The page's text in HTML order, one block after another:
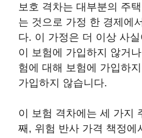
보호 격차는 대부분의 주
는 것으로 가정 한 경제에
다. 이 가정은 더 이상 사
이 보험에 가입하지 않거
험에 대해 보험에 가입하
가입하지 않습니다.
이 보험 격차에는 세 가지
째, 위험 반사 가격 책정에